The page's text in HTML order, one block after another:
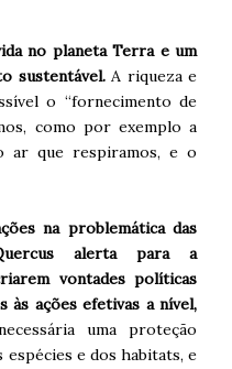
no planeta Terra e um
sustentável.A riqueza e
o “fornecimento de
como por exemplo a
ar que respiramos, e o
na problemática das
alerta para a
vontades políticas
às ações efetivas a nível,
uma proteção
espécies e dos habitats, e